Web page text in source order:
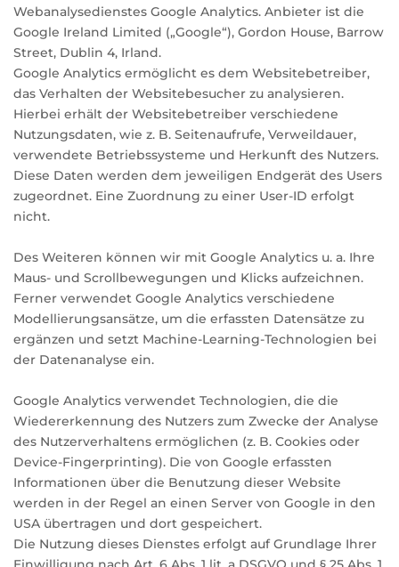
Webanalysedienstes Google Analytics. Anbieter ist die
Google Ireland Limited („Google“), Gordon House, Barrow
Street, Dublin 4, Irland.
Google Analytics ermöglicht es dem Websitebetreiber,
das Verhalten der Websitebesucher zu analysieren.
Hierbei erhält der Websitebetreiber verschiedene
Nutzungsdaten, wie z. B. Seitenaufrufe, Verweildauer,
verwendete Betriebssysteme und Herkunft des Nutzers.
Diese Daten werden dem jeweiligen Endgerät des Users
zugeordnet. Eine Zuordnung zu einer User-ID erfolgt
nicht.
Des Weiteren können wir mit Google Analytics u. a. Ihre
Maus- und Scrollbewegungen und Klicks aufzeichnen.
Ferner verwendet Google Analytics verschiedene
Modellierungsansätze, um die erfassten Datensätze zu
ergänzen und setzt Machine-Learning-Technologien bei
der Datenanalyse ein.
Google Analytics verwendet Technologien, die die
Wiedererkennung des Nutzers zum Zwecke der Analyse
des Nutzerverhaltens ermöglichen (z. B. Cookies oder
Device-Fingerprinting). Die von Google erfassten
Informationen über die Benutzung dieser Website
werden in der Regel an einen Server von Google in den
USA übertragen und dort gespeichert.
Die Nutzung dieses Dienstes erfolgt auf Grundlage Ihrer